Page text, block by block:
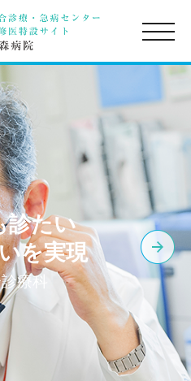
toggle
診たい
を実現
療科